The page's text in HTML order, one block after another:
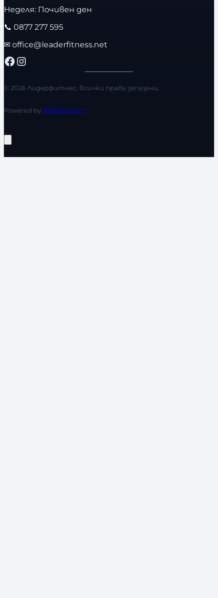
Неделя: Почивен ден
📞 0877 277 595
✉ office@leaderfitness.net
Facebook Instagram
© 2026 Лидерфитнес. Всички права запазени.
Powered byWebStation™